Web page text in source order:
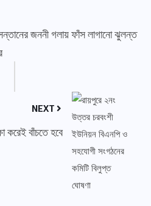
জননী গলায় ফাঁস লাগানো ঝুলন্ত
NEXT
করেই বাঁচতে হবে